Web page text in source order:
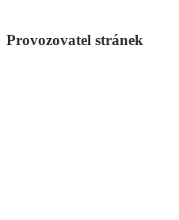
Provozovatel stránek